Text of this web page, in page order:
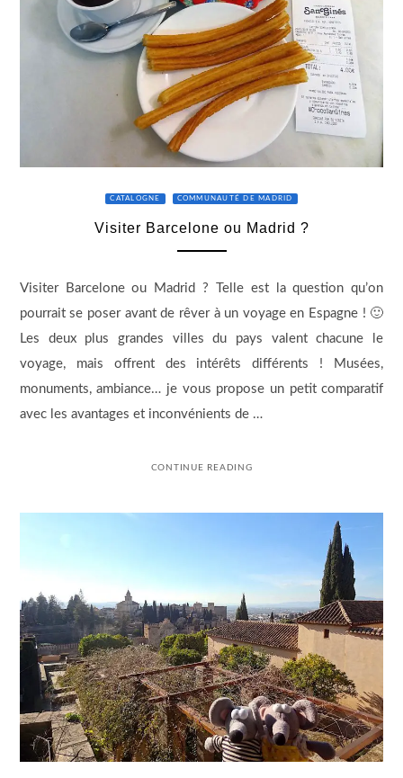
CATALOGNE COMMUNAUTÉ DE MADRID
Visiter Barcelone ou Madrid ?
Visiter Barcelone ou Madrid ? Telle est la question qu’on
pourrait se poser avant de rêver à un voyage en Espagne ! 🙂
Les deux plus grandes villes du pays valent chacune le
voyage, mais offrent des intérêts différents ! Musées,
monuments, ambiance… je vous propose un petit comparatif
avec les avantages et inconvénients de …
CONTINUE READING